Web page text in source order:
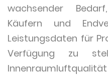
wachsender
Käufern und
Leistungsdaten für
Verfügung zu